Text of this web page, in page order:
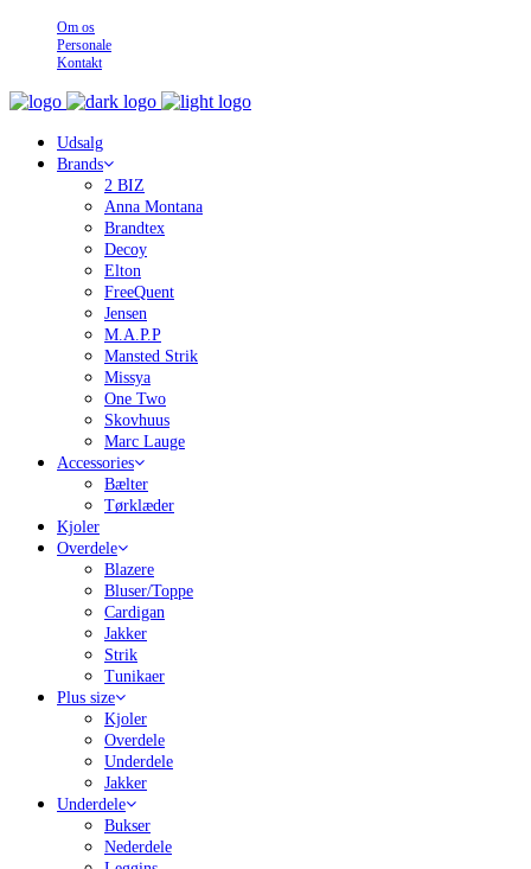
Om os
Personale
Kontakt
Udsalg
Brands
2 BIZ
Anna Montana
Brandtex
Decoy
Elton
FreeQuent
Jensen
M.A.P.P
Mansted Strik
Missya
One Two
Skovhuus
Marc Lauge
Accessories
Bælter
Tørklæder
Kjoler
Overdele
Blazere
Bluser/Toppe
Cardigan
Jakker
Strik
Tunikaer
Plus size
Kjoler
Overdele
Underdele
Jakker
Underdele
Bukser
Nederdele